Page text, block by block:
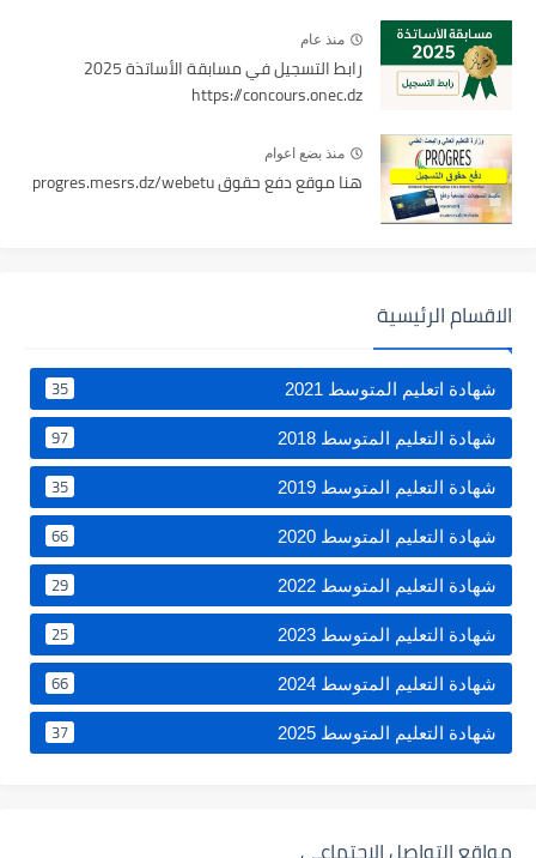
منذ عام
رابط التسجيل في مسابقة الأساتذة 2025
https://concours.onec.dz
منذ بضع اعوام
هنا موقع دفع حقوق progres.mesrs.dz/webetu
الاقسام الرئيسية
شهادة اتعليم المتوسط 2021 35
شهادة التعليم المتوسط 2018 97
شهادة التعليم المتوسط 2019 35
شهادة التعليم المتوسط 2020 66
شهادة التعليم المتوسط 2022 29
شهادة التعليم المتوسط 2023 25
شهادة التعليم المتوسط 2024 66
شهادة التعليم المتوسط 2025 37